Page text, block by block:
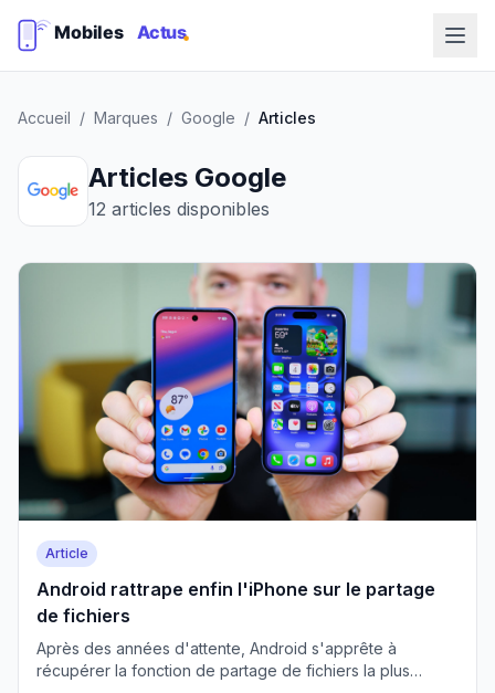
Accueil / Marques / Google / Articles
Articles Google
12 articles disponibles
Article
Android rattrape enfin l'iPhone sur le partage
de fichiers
Après des années d'attente, Android s'apprête à
récupérer la fonction de partage de fichiers la plus